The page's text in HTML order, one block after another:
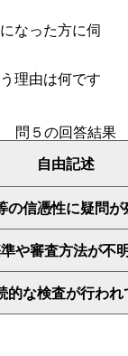
なった方に伺
理由は何です
問５の回答結果
自由記述
の信憑性に疑問
準や審査方法が不
的な検査が行わ